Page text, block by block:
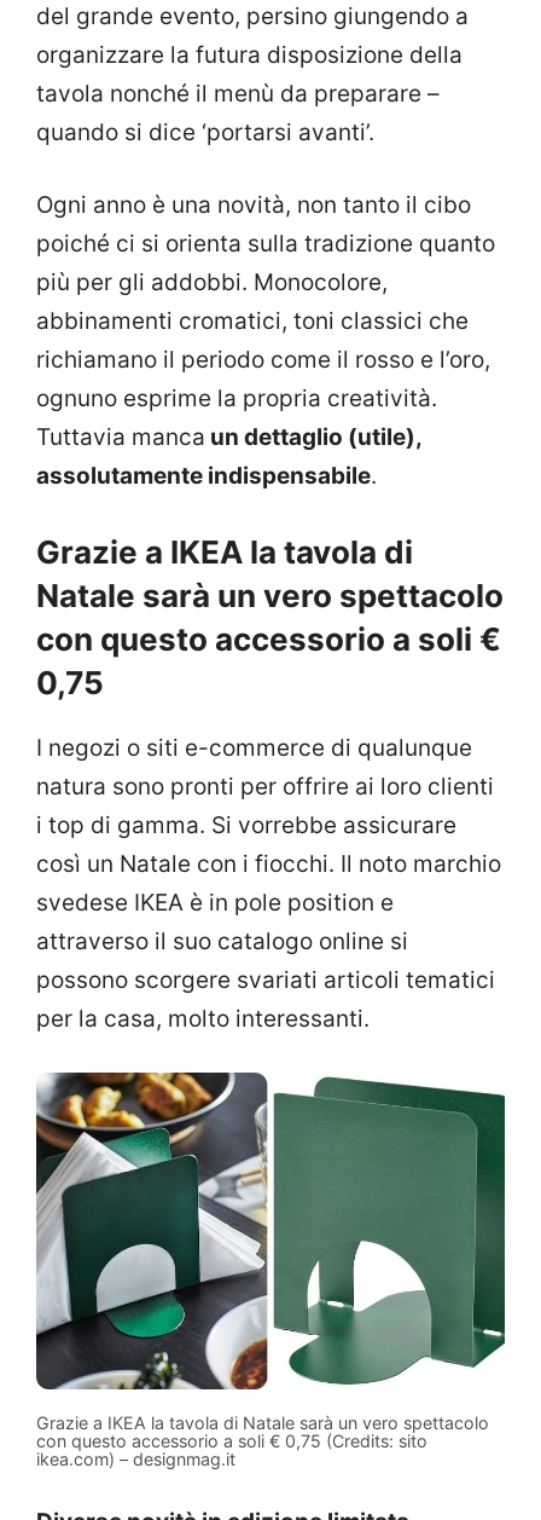
del grande evento, persino giungendo a
organizzare la futura disposizione della
tavola nonché il menù da preparare –
quando si dice ‘portarsi avanti’.
Ogni anno è una novità, non tanto il cibo
poiché ci si orienta sulla tradizione quanto
più per gli addobbi. Monocolore,
abbinamenti cromatici, toni classici che
richiamano il periodo come il rosso e l’oro,
ognuno esprime la propria creatività.
Tuttavia manca un dettaglio (utile),
assolutamente indispensabile.
Grazie a IKEA la tavola di
Natale sarà un vero spettacolo
con questo accessorio a soli €
0,75
I negozi o siti e-commerce di qualunque
natura sono pronti per offrire ai loro clienti
i top di gamma. Si vorrebbe assicurare
così un Natale con i fiocchi. Il noto marchio
svedese IKEA è in pole position e
attraverso il suo catalogo online si
possono scorgere svariati articoli tematici
per la casa, molto interessanti.
Grazie a IKEA la tavola di Natale sarà un vero spettacolo
con questo accessorio a soli € 0,75 (Credits: sito
ikea.com) – designmag.it